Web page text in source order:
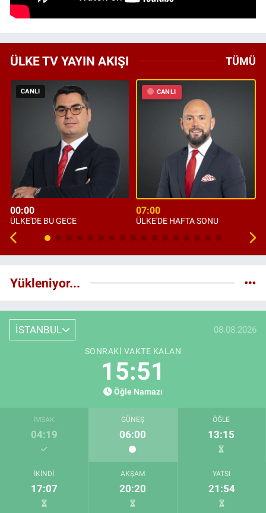
ÜLKE TV YAYIN AKIŞI TÜMÜ
CANLI
00:00
ÜLKE'DE BU GECE
CANLI
07:00
ÜLKE'DE HAFTA SONU
Yükleniyor...
İSTANBUL 08.08.2026
SONRAKI VAKTE KALAN
15:50
Öğle Namazı
İMSAK
04:19
GÜNEŞ
06:00
ÖĞLE
13:15
İKINDI
17:07
AKŞAM
20:20
YATSI
21:54